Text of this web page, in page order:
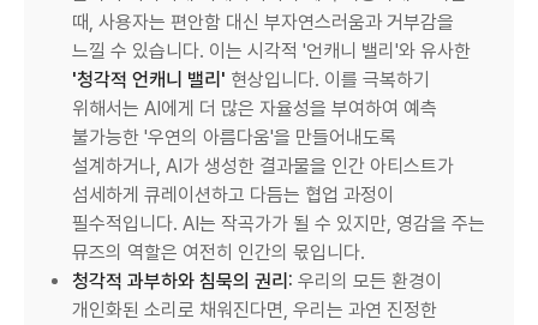
때, 사용자는 편안함 대신 부자연스러움과 거부감을
느낄 수 있습니다. 이는 시각적 '언캐니 밸리'와 유사한
'청각적 언캐니 밸리' 현상입니다. 이를 극복하기
위해서는 AI에게 더 많은 자율성을 부여하여 예측
불가능한 '우연의 아름다움'을 만들어내도록
설계하거나, AI가 생성한 결과물을 인간 아티스트가
섬세하게 큐레이션하고 다듬는 협업 과정이
필수적입니다. AI는 작곡가가 될 수 있지만, 영감을 주는
뮤즈의 역할은 여전히 인간의 몫입니다.
청각적 과부하와 침묵의 권리: 우리의 모든 환경이
개인화된 소리로 채워진다면, 우리는 과연 진정한